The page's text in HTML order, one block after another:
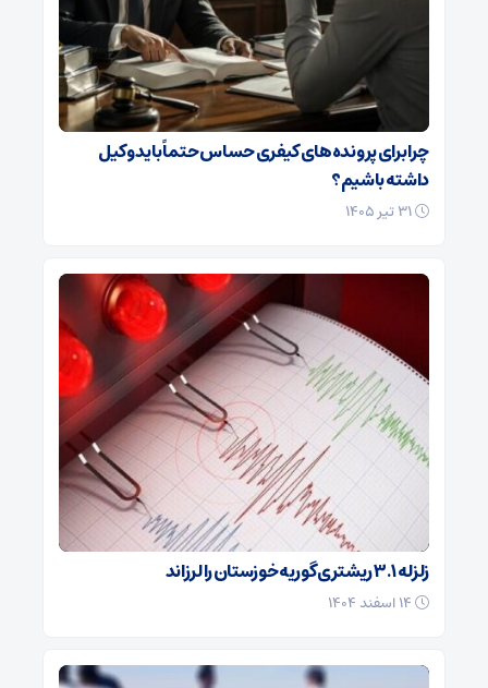
چرا برای پرونده‌های کیفری حساس حتماً باید وکیل
داشته باشیم؟
زلزله ۳.۱ ریشتری گوریه خوزستان را لرزاند